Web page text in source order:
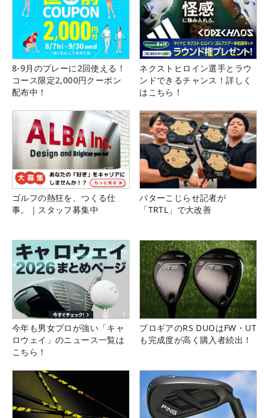
8-9月のプレーに2回使える！
コース限定2,000円クーポン
配布中！
ネクストヒロイン選手とラウ
ンドできるチャンス！詳しく
はこちら！
ゴルフの熱狂を、つくる仕
事。｜スタッフ募集中
パターこじらせ記者が
「TRTL」で大改善
今年も男女プロが強い「キャ
ロウェイ」のニュース一覧は
こちら！
プロギアのRS DUOはFW・UT
も完成度が高く購入者続出！